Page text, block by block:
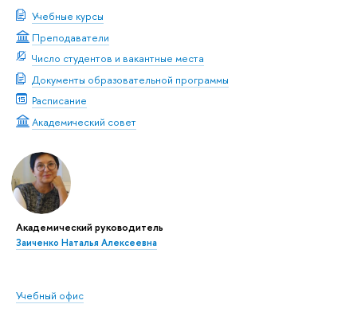
Учебные курсы
Преподаватели
Число студентов и вакантные места
Документы образовательной программы
Расписание
Академический совет
Академический руководитель
Заиченко Наталья Алексеевна
Учебный офис